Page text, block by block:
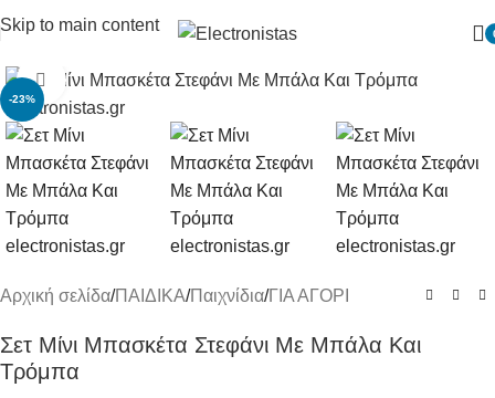
Skip to main content
-23%
Πατήστε για μεγένθυση
Αρχική σελίδα/ΠΑΙΔΙΚΑ/Παιχνίδια/ΓΙΑ ΑΓΟΡΙ
Σετ Μίνι Μπασκέτα Στεφάνι Με Μπάλα Και
Τρόμπα